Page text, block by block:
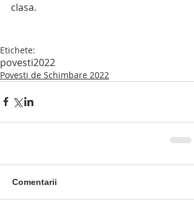
clasa.
Etichete:
povesti2022
Povesti de Schimbare 2022
Comentarii